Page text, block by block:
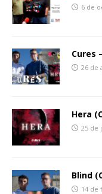
6 de
Cures
26 de
Hera
25 de
Blind
14 de